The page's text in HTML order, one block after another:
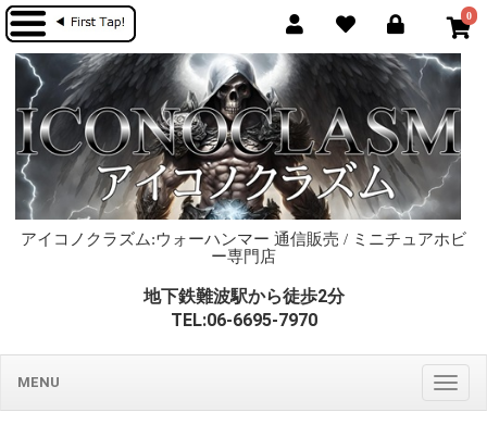
0
アイコノクラズム:ウォーハンマー 通信販売 / ミニチュアホビ
ー専門店
地下鉄難波駅から徒歩2分
TEL:06-6695-7970
MENU